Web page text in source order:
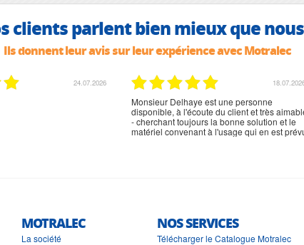
clients parlent bien mieux que
Ils donnent leur avis sur leur expérience avec Motralec
02.07.2026
rien à signaler, très content
MOTRALEC
La société
NOS SERVICES
Télécharger le Catalogue Motralec